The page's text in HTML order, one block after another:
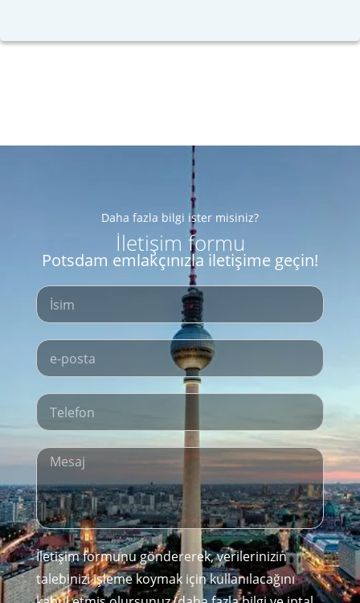
Daha fazla bilgi ister misiniz?
İletişim formu
Potsdam emlakçınızla iletişime geçin!
İletişim formunu göndererek, verilerinizin
talebinizi işleme koymak için kullanılacağını